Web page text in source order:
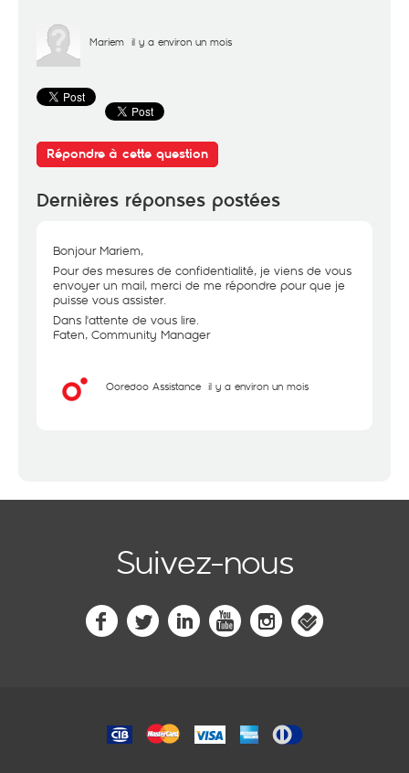
Mariem il y a environ un mois
Répondre à cette question
Dernières réponses postées
Bonjour Mariem,
Pour des mesures de confidentialité, je viens de vous
envoyer un mail, merci de me répondre pour que je
puisse vous assister.
Dans l'attente de vous lire.
Faten, Community Manager
Ooredoo Assistance il y a environ un mois
Suivez-nous